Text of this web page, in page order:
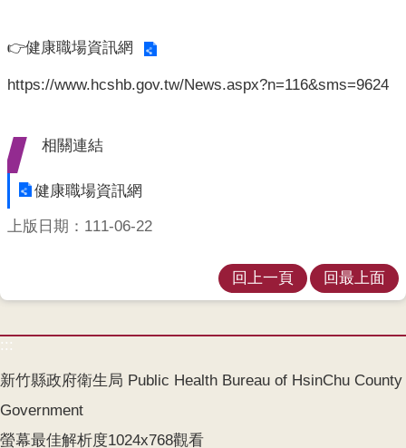
業
員
主
專
府
訊
公
👉健康職場資訊網
https://www.hcshb.gov.tw/News.aspx?n=116&sms=9624
相關連結
健康職場資訊網
上版日期：111-06-22
回上一頁 回最上面
:::
新竹縣政府衛生局 Public Health Bureau of HsinChu County
Government
螢幕最佳解析度1024x768觀看